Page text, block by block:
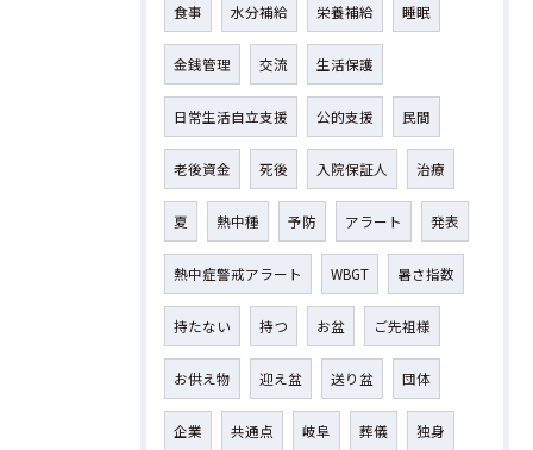
食事 水分補給 栄養補給 睡眠
金銭管理 交流 生活保護
日常生活自立支援 公的支援 民間
老後資金 死後 入院保証人 治療
夏 熱中種 予防 アラート 発表
熱中症警戒アラート WBGT 暑さ指数
持たない 持つ お盆 ご先祖様
お供え物 迎え盆 送り盆 団体
企業 共通点 岐阜 葬儀 独身